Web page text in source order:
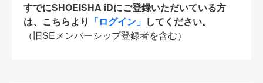
すでにSHOEISHA iDにご登録いただいている方
は、こちらより 「ログイン」 してください。
（旧SEメンバーシップ登録者を含む）